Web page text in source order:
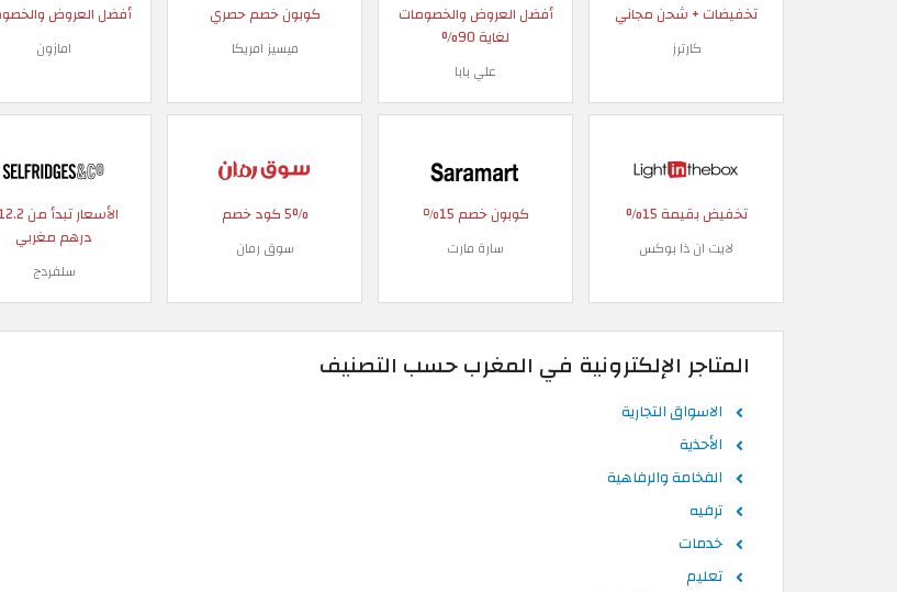
تخفيضات + شحن مجاني
كارترز
أفضل العروض والخصومات
لغاية 90%
علي بابا
كوبون خصم حصري
ميسيز امريكا
أفضل العروض
امازون
تخفيض بقيمة 15%
لايت ان ذا بوكس
كوبون خصم 15٪
سارة مارت
5% كود خصم
سوق رمان
الأسعار
درهم مغربي
سلفردج
المتاجر الإلكترونية في المغرب حسب التصنيف
الاسواق التجارية
الأحذية
الفخامة والرفاهية
ترفيه
خدمات
تعليم